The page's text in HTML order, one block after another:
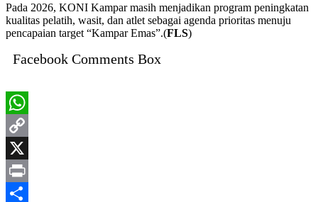
Pada 2026, KONI Kampar masih menjadikan program peningkatan
kualitas pelatih, wasit, dan atlet sebagai agenda prioritas menuju
pencapaian target “Kampar Emas”.(FLS)
Facebook Comments Box
WhatsApp
Copy
Link
X
Print